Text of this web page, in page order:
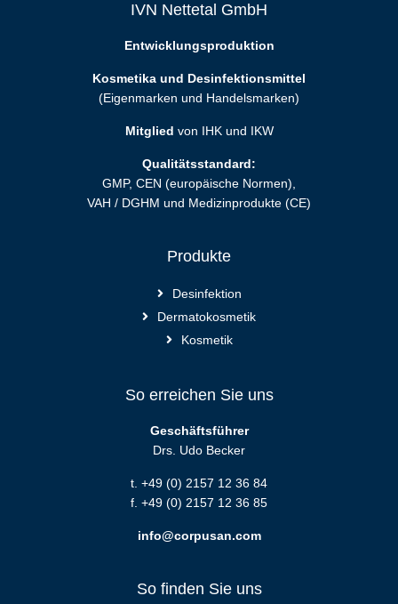
IVN Nettetal GmbH
Entwicklungsproduktion
Kosmetika und Desinfektionsmittel
(Eigenmarken und Handelsmarken)
Mitglied von IHK und IKW
Qualitätsstandard:
GMP, CEN (europäische Normen),
VAH / DGHM und Medizinprodukte (CE)
Produkte
Desinfektion
Dermatokosmetik
Kosmetik
So erreichen Sie uns
Geschäftsführer
Drs. Udo Becker
t. +49 (0) 2157 12 36 84
f. +49 (0) 2157 12 36 85
info@corpusan.com
So finden Sie uns